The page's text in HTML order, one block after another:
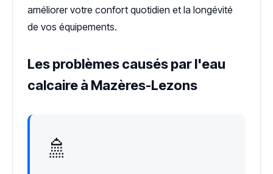
améliorer votre confort quotidien et la longévité
de vos équipements.
Les problèmes causés par l'eau
calcaire à Mazères-Lezons
🚿